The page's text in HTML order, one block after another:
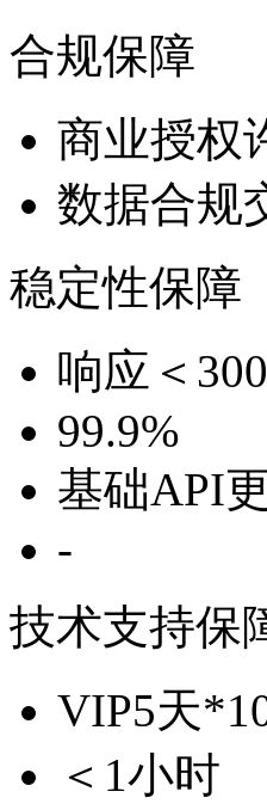
合规保障
商业授权
数据合规
稳定性保障
响应＜
99.9%
基础API
-
技术支持保
VIP5天
＜1小时